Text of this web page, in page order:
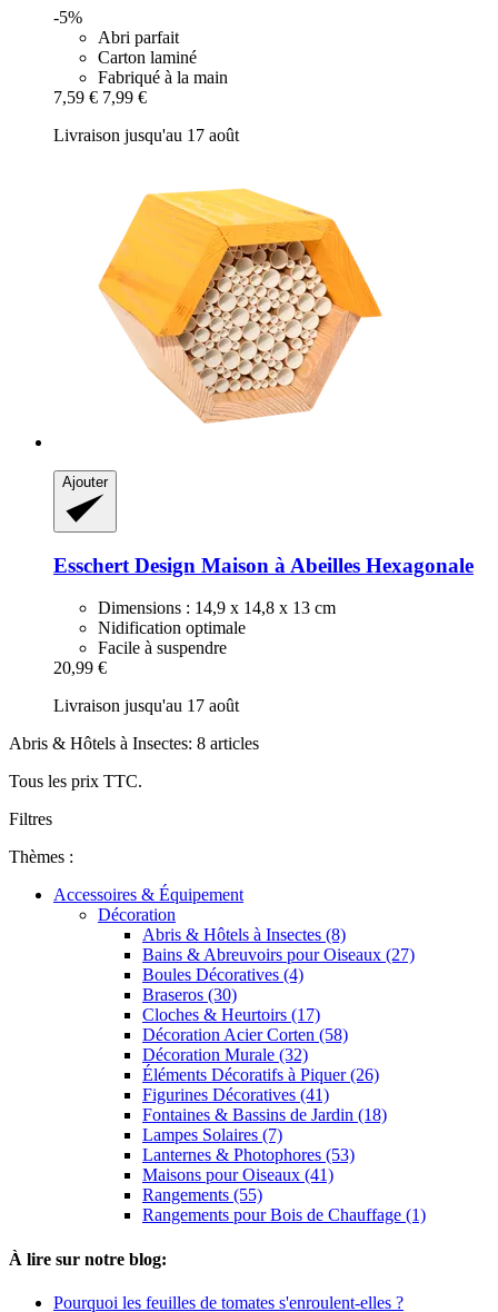
-5%
Abri parfait
Carton laminé
Fabriqué à la main
7,59 € 7,99 €
Livraison jusqu'au 17 août
Ajouter
Esschert Design Maison à Abeilles Hexagonale
Dimensions : 14,9 x 14,8 x 13 cm
Nidification optimale
Facile à suspendre
20,99 €
Livraison jusqu'au 17 août
Abris & Hôtels à Insectes: 8 articles
Tous les prix TTC.
Filtres
Thèmes :
Accessoires & Équipement
Décoration
Abris & Hôtels à Insectes (8)
Bains & Abreuvoirs pour Oiseaux (27)
Boules Décoratives (4)
Braseros (30)
Cloches & Heurtoirs (17)
Décoration Acier Corten (58)
Décoration Murale (32)
Éléments Décoratifs à Piquer (26)
Figurines Décoratives (41)
Fontaines & Bassins de Jardin (18)
Lampes Solaires (7)
Lanternes & Photophores (53)
Maisons pour Oiseaux (41)
Rangements (55)
Rangements pour Bois de Chauffage (1)
À lire sur notre blog:
Pourquoi les feuilles de tomates s'enroulent-elles ?